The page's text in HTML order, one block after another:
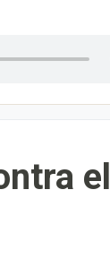
el